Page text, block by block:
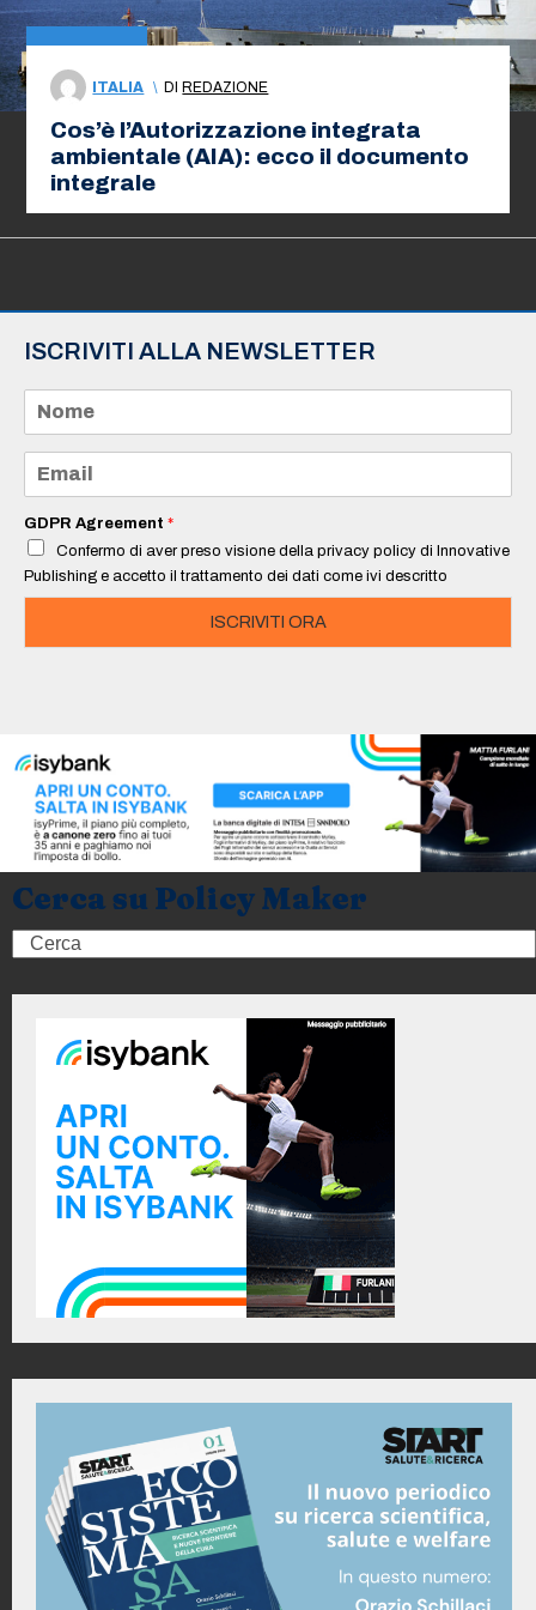
ITALIA \ DI REDAZIONE
Cos’è l’Autorizzazione integrata
ambientale (AIA): ecco il documento
integrale
ISCRIVITI ALLA NEWSLETTER
m
e
a
i
*
GDPR Agreement *
Confermo di aver preso visione della privacy policy di Innovative
Publishing e accetto il trattamento dei dati come ivi descritto
ISCRIVITI ORA
Cerca su Policy Maker
Search